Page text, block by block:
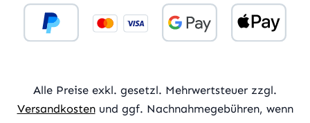
Alle Preise exkl. gesetzl. Mehrwertsteuer zzgl.
Versandkostenund ggf. Nachnahmegebühren, wenn